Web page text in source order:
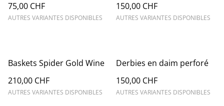
75,00 CHF
AUTRES VARIANTES DISPONIBLES
150,00 CHF
AUTRES VARIANTES DISPONIBLES
Baskets Spider Gold Wine
210,00 CHF
AUTRES VARIANTES DISPONIBLES
Derbies en daim perforé
150,00 CHF
AUTRES VARIANTES DISPONIBLES